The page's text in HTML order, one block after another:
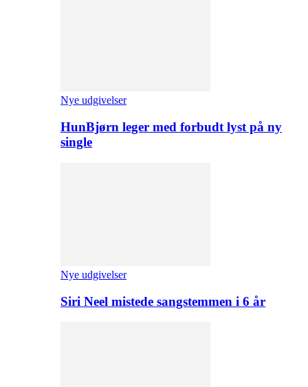
Nye udgivelser
HunBjørn leger med forbudt lyst på ny
single
Nye udgivelser
Siri Neel mistede sangstemmen i 6 år